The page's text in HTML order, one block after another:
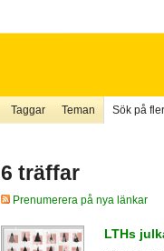
Taggar Teman Sök på
6 träffar
Prenumerera på nya länkar
LTHs